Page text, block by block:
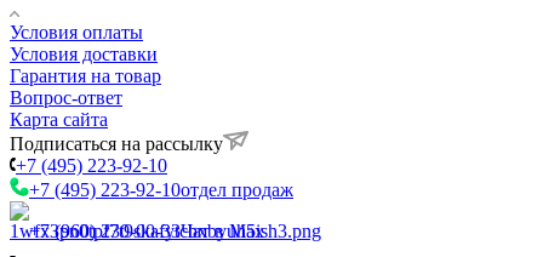
Условия оплаты
Условия доставки
Гарантия на товар
Вопрос-ответ
Карта сайта
Подписаться на рассылку
+7 (495) 223-92-10
+7 (495) 223-92-10отдел продаж
+7 (960) 230-00-33Чат в Max